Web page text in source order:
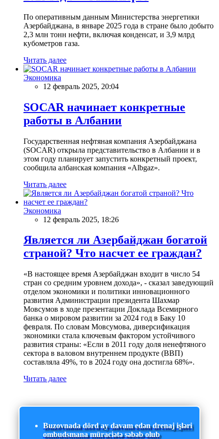
По оперативным данным Министерства энергетики
Азербайджана, в январе 2025 года в стране было добыто
2,3 млн тонн нефти, включая конденсат, и 3,9 млрд
кубометров газа.
Читать далее
Экономика
12 февраль 2025, 20:04
SOCAR начинает конкретные
работы в Албании
Государственная нефтяная компания Азербайджана
(SOCAR) открыла представительство в Албании и в
этом году планирует запустить конкретный проект,
сообщила албанская компания «Albgaz».
Читать далее
Экономика
12 февраль 2025, 18:26
Является ли Азербайджан богатой
страной? Что насчет ее граждан?
«В настоящее время Азербайджан входит в число 54
стран со средним уровнем дохода», - сказал заведующий
отделом экономики и политики инновационного
развития Администрации президента Шахмар
Мовсумов в ходе презентации Доклада Всемирного
банка о мировом развитии за 2024 год в Баку 10
февраля. По словам Мовсумова, диверсификация
экономики стала ключевым фактором устойчивого
развития страны: «Если в 2011 году доля ненефтяного
сектора в валовом внутреннем продукте (ВВП)
составляла 49%, то в 2024 году она достигла 68%».
Читать далее
Buzovnada dörd ay davam edən drenaj işləri
ombudsmana müraciətə səbəb olub